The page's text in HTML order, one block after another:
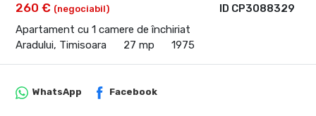
ID CP3088329
260 € (negociabil)
Apartament cu 1 camere de închiriat
Aradului, Timisoara
27 mp 1975
WhatsApp Facebook